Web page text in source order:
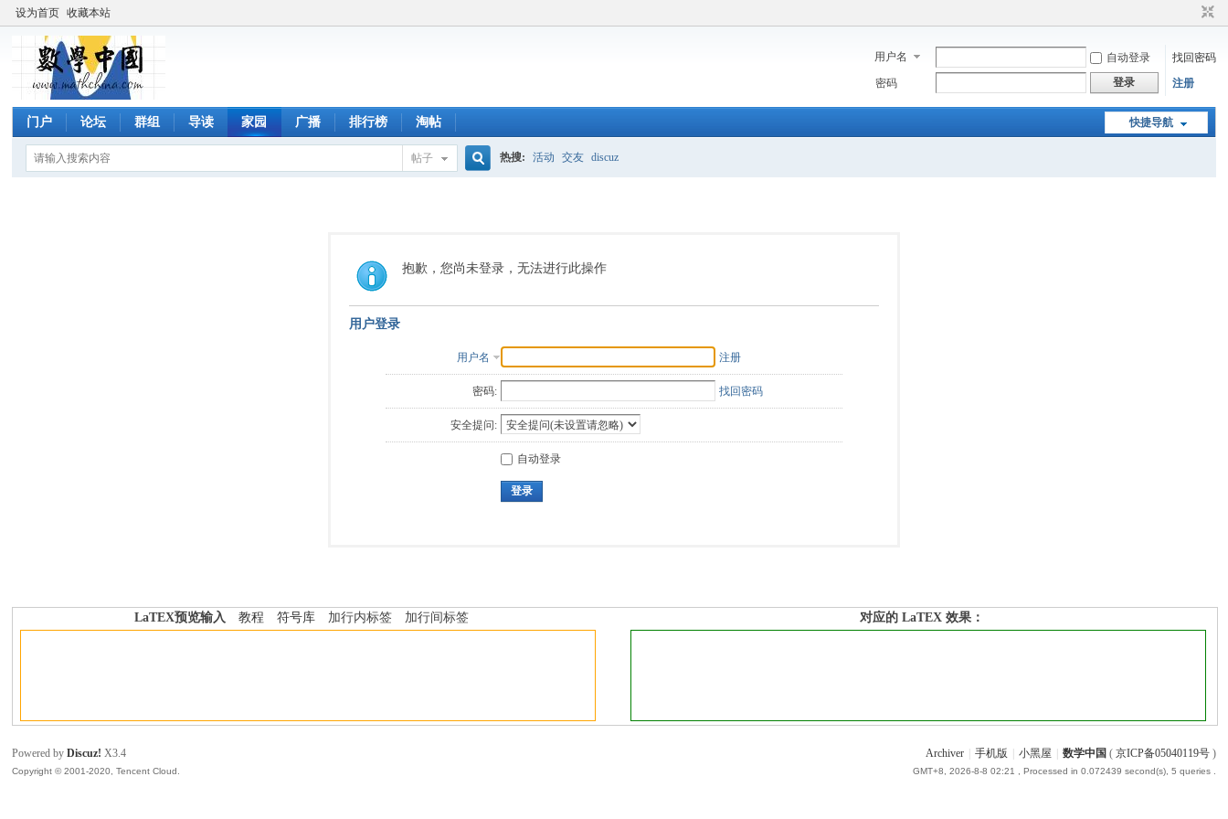
设为首页 收藏本站
用户名 自动登录
找回密码
密码
登录 注册
快捷导航
门户 论坛 群组 导读 家园 广播 排行榜 淘帖
帖子
索
热搜: 活动 交友 discuz
抱歉，您尚未登录，无法进行此操作
用户登录
用户名 注册
密码: 找回密码
安全提问:
自动登录
登录
LaTEX预览输入 教程 符号库 加行内标签 加行间标签 对应的 LaTEX 效果：
Archiver 手机版 小黑屋 数学中国 ( 京ICP备05040119号)
GMT+8, 2026-8-8 02:21 , Processed in 0.072439 second(s), 5 queries .
Powered byDiscuz! X3.4
Copyright © 2001-2020, Tencent Cloud.